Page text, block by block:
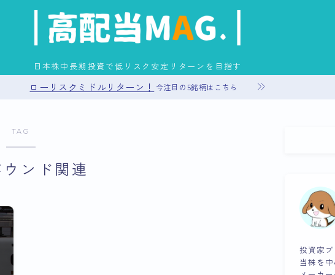
日本株中長期投資で低リスク安定リターンを目指す
ローリスクミドルリターン！ 今注目の5銘柄はこちら
TAG
ンド関連
投資家
当株を